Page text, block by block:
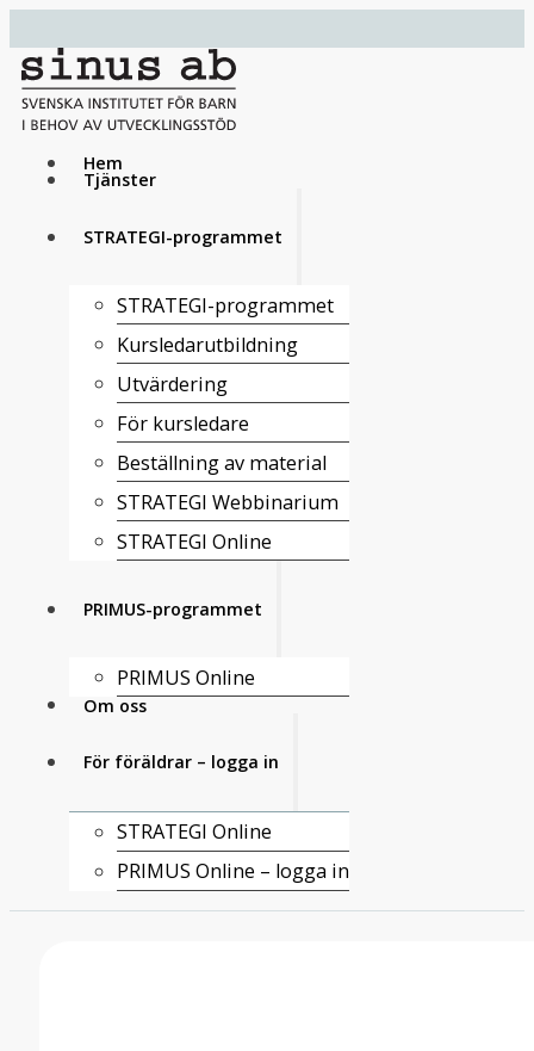
Hem
Tjänster
STRATEGI-programmet
STRATEGI-programmet
Kursledarutbildning
Utvärdering
För kursledare
Beställning av material
STRATEGI Webbinarium
STRATEGI Online
PRIMUS-programmet
PRIMUS Online
Om oss
För föräldrar – logga in
STRATEGI Online
PRIMUS Online – logga in